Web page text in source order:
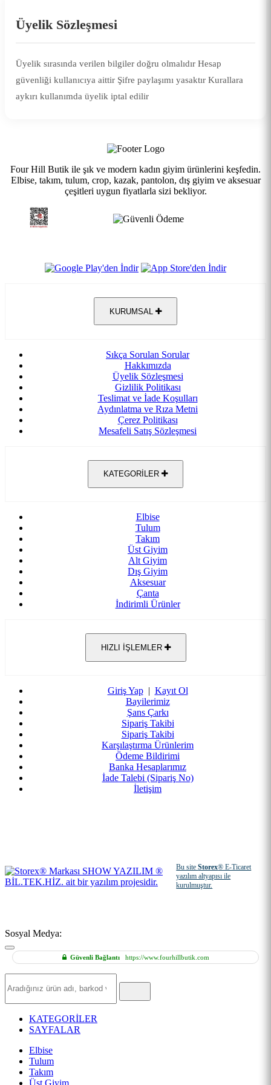
Üyelik Sözleşmesi
Üyelik sırasında verilen bilgiler doğru olmalıdır Hesap
güvenliği kullanıcıya aittir Şifre paylaşımı yasaktır Kurallara
aykırı kullanımda üyelik iptal edilir
Four Hill Butik ile şık ve modern kadın giyim ürünlerini keşfedin.
Elbise, takım, tulum, crop, kazak, pantolon, dış giyim ve aksesuar
çeşitleri uygun fiyatlarla sizi bekliyor.
KURUMSAL
Sıkça Sorulan Sorular
Hakkımızda
Üyelik Sözleşmesi
Gizlilik Politikası
Teslimat ve İade Koşulları
Aydınlatma ve Rıza Metni
Çerez Politikası
Mesafeli Satış Sözleşmesi
KATEGORİLER
Elbise
Tulum
Takım
Üst Giyim
Alt Giyim
Dış Giyim
Aksesuar
Çanta
İndirimli Ürünler
HIZLI İŞLEMLER
Giriş Yap| Kayıt Ol
Bayilerimiz
Şans Çarkı
Sipariş Takibi
Sipariş Takibi
Karşılaştırma Ürünlerim
Ödeme Bildirimi
Banka Hesaplarımız
İade Talebi (Sipariş No)
İletişim
Bu siteStorex® E-Ticaret
yazılım altyapısı ile
kurulmuştur.
Sosyal Medya:
Güvenli Bağlantıhttps://www.fourhillbutik.com
Ürün
KATEGORİLER
SAYFALAR
Elbise
Tulum
Takım
Üst Giyim